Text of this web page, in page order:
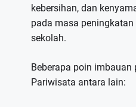
kebersihan, dan
pada masa
sekolah.
Beberapa poin imbauan
Pariwisata antara lain: